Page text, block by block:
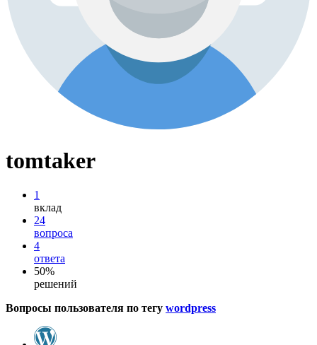
tomtaker
1
вклад
24
вопроса
4
ответа
50%
решений
Вопросы пользователя по тегу wordpress